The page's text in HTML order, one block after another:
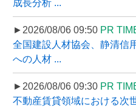
成長分析 ...
►2026/08/06 09:50 PR
全国建設人材協会、静清信
への人材 ...
►2026/08/06 09:30 PR
不動産賃貸領域における次